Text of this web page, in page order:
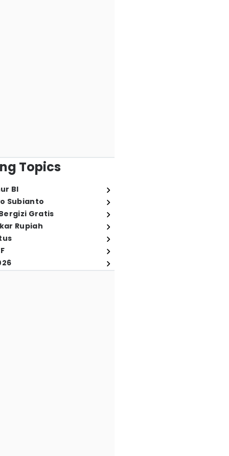
Topics
BI
Subianto
Gratis
Rupiah